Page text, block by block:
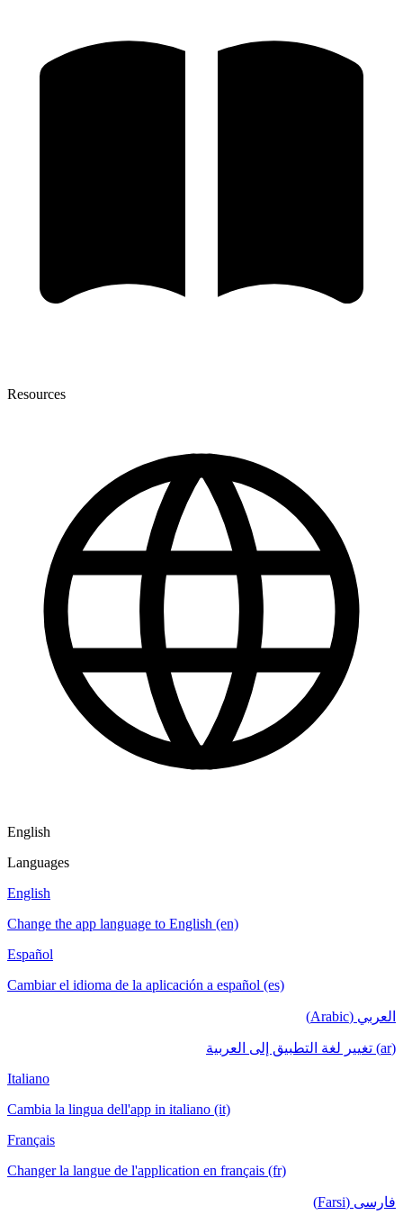
Resources
English
Languages
English
Change the app language to English (en)
Español
Cambiar el idioma de la aplicación a español (es)
العربي (Arabic)
(ar) تغيير لغة التطبيق إلى العربية
Italiano
Cambia la lingua dell'app in italiano (it)
Français
Changer la langue de l'application en français (fr)
فارسی (Farsi)